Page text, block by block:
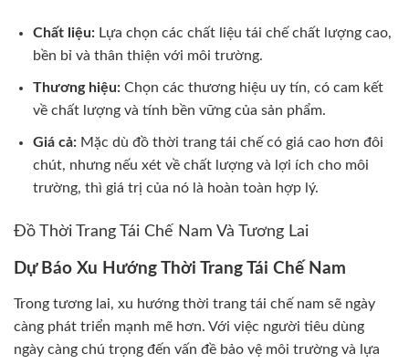
Chất liệu:Lựa chọn các chất liệu tái chế chất lượng cao,
bền bỉ và thân thiện với môi trường.
Thương hiệu:Chọn các thương hiệu uy tín, có cam kết
về chất lượng và tính bền vững của sản phẩm.
Giá cả:Mặc dù đồ thời trang tái chế có giá cao hơn đôi
chút, nhưng nếu xét về chất lượng và lợi ích cho môi
trường, thì giá trị của nó là hoàn toàn hợp lý.
Đồ Thời Trang Tái Chế Nam Và Tương Lai
Dự Báo Xu Hướng Thời Trang Tái Chế Nam
Trong tương lai, xu hướng thời trang tái chế nam sẽ ngày
càng phát triển mạnh mẽ hơn. Với việc người tiêu dùng
ngày càng chú trọng đến vấn đề bảo vệ môi trường và lựa